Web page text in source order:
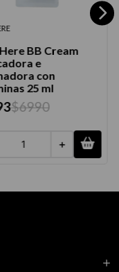
BB Cream
e
con
25 ml
$6990
＋